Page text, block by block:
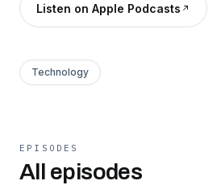
Listen on Apple Podcasts
Technology
EPISODES
All episodes